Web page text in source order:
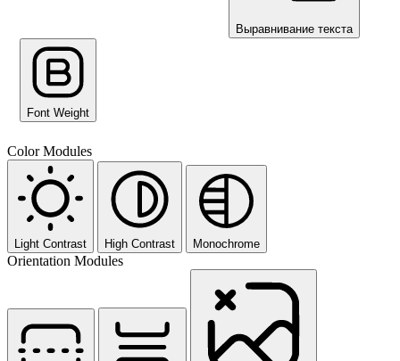
Выравнивание текста
Font Weight
Color Modules
Light Contrast High Contrast Monochrome
Orientation Modules